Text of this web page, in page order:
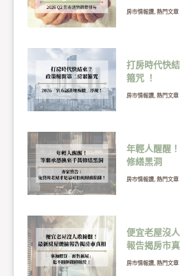
房市情報讚, 熱門文章
打房時代快
箍咒 ！
房市情報讚, 熱門文章
年輕人醒醒
修繕黑洞
房市情報讚, 熱門文章
便宜老屋沒
報告揭房市
房市情報讚, 熱門文章